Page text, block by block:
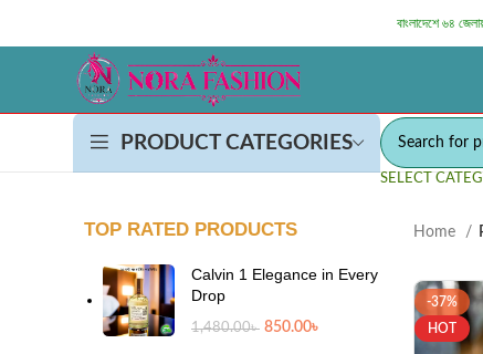
বাংলাদেশে ৬৪
PRODUCT CATEGORIES
SELECT
TOP RATED PRODUCTS
Calvin 1 Elegance in Every
Drop
1,480.00৳ 850.00৳
Home
-37%
HOT